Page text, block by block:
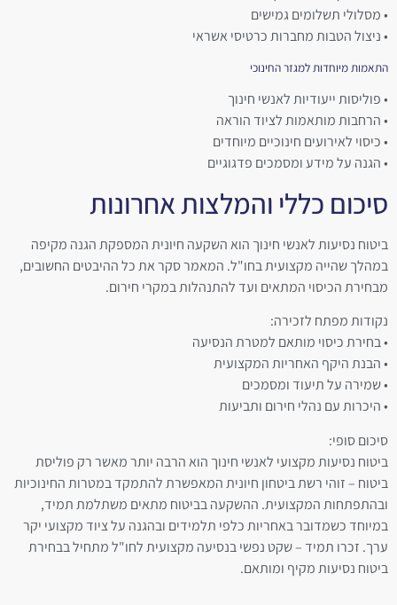
• מסלולי תשלומים גמישים
• ניצול הטבות מחברות כרטיסי אשראי
התאמות מיוחדות למגזר החינוכי
• פוליסות ייעודיות לאנשי חינוך
• הרחבות מותאמות לציוד הוראה
• כיסוי לאירועים חינוכיים מיוחדים
• הגנה על מידע ומסמכים פדגוגיים
סיכום כללי והמלצות אחרונות
ביטוח נסיעות לאנשי חינוך הוא השקעה חיונית המספקת הגנה מקיפה
במהלך שהייה מקצועית בחו"ל. המאמר סקר את כל ההיבטים החשובים,
מבחירת הכיסוי המתאים ועד להתנהלות במקרי חירום.
נקודות מפתח לזכירה:
• בחירת כיסוי מותאם למטרת הנסיעה
• הבנת היקף האחריות המקצועית
• שמירה על תיעוד ומסמכים
• היכרות עם נהלי חירום ותביעות
סיכום סופי:
ביטוח נסיעות מקצועי לאנשי חינוך הוא הרבה יותר מאשר רק פוליסת
ביטוח – זוהי רשת ביטחון חיונית המאפשרת להתמקד במטרות החינוכיות
ובהתפתחות המקצועית. ההשקעה בביטוח מתאים משתלמת תמיד,
במיוחד כשמדובר באחריות כלפי תלמידים ובהגנה על ציוד מקצועי יקר
ערך. זכרו תמיד – שקט נפשי בנסיעה מקצועית לחו"ל מתחיל בבחירת
ביטוח נסיעות מקיף ומותאם.